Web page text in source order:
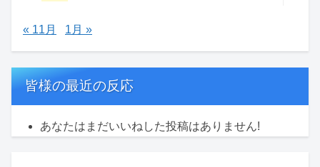
« 11月 1月 »
皆様の最近の反応
あなたはまだいいねした投稿はありません!